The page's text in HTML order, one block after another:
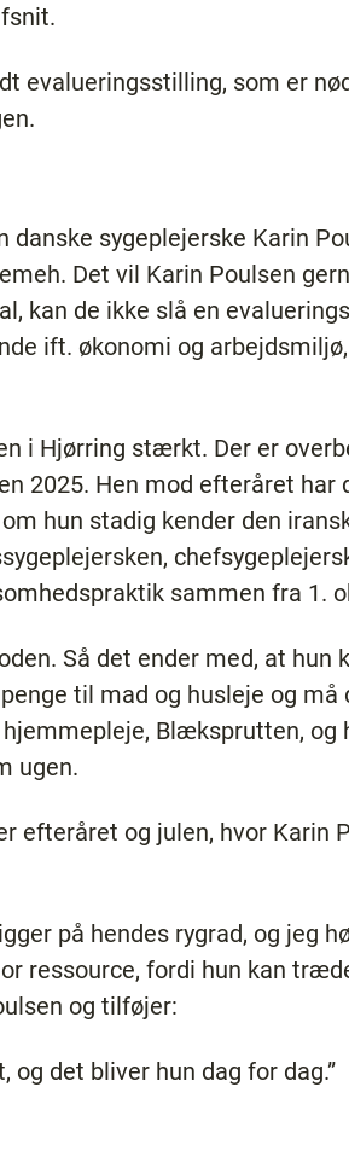
evalueringsstilling, som er
sygeplejerske Karin
Det vil Karin Poulsen
kan de ikke slå en
ift. økonomi og
i Hjørring stærkt. Der er
2025. Hen mod efteråret har
hun stadig kender den
sammen fra 1.
Så det ender med, at hun
til mad og husleje og må
Blæksprutten, og
ugen.
efteråret og julen, hvor Karin
på hendes rygrad, og jeg
ressource, fordi hun kan
og tilføjer:
det bliver hun dag for dag.”